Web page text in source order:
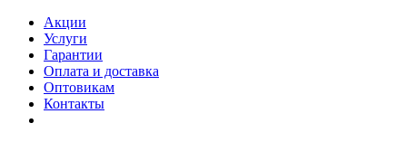
Акции
Услуги
Гарантии
Оплата и доставка
Оптовикам
Контакты